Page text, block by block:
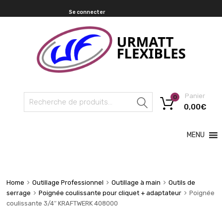
Se connecter
Recherche
Panier
0,00€
0
MENU
Home Outillage Professionnel Outillage à main
Outils de
serrage
Poignée coulissante pour cliquet + adaptateur
Poignée
coulissante 3/4″ KRAFTWERK 408000